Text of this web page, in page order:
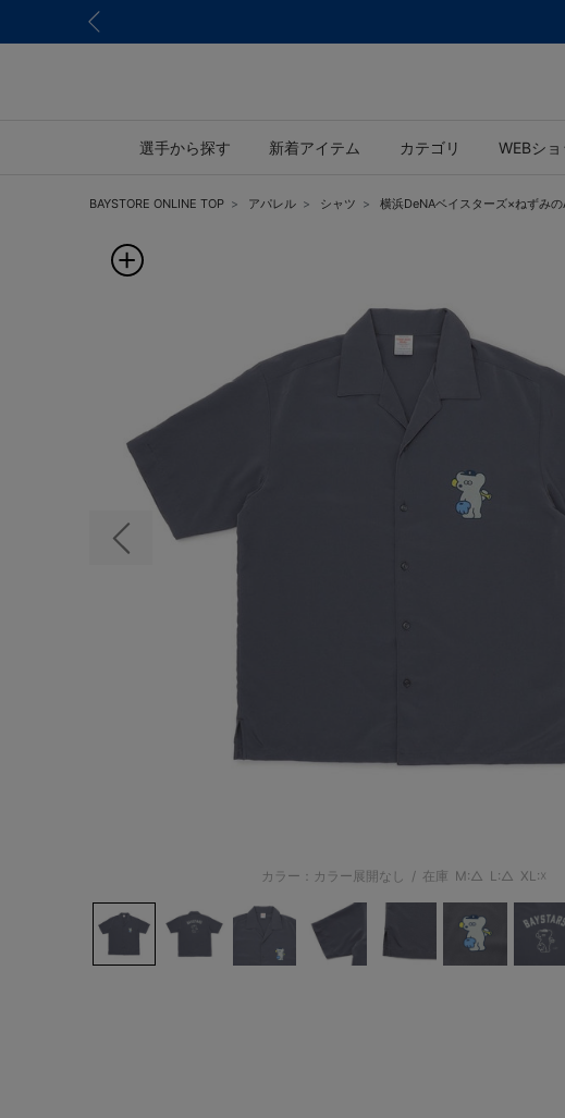
選手から探す 新着アイテム カテゴリ WEBシ
BAYSTORE ONLINE TOP アパレル シャツ 横浜DeNAベイスターズ×ねずみ
前の画像
カラー：カラー展開なし / 在庫 M:△ L:△ XL:☓